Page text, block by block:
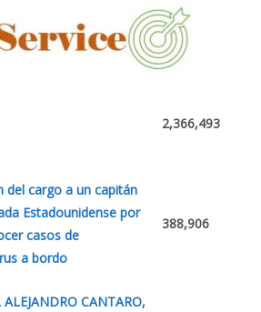
2,366,493
del cargo a un capitán
Estadounidense por
casos de
a bordo
388,906
ALEJANDRO CANTARO,